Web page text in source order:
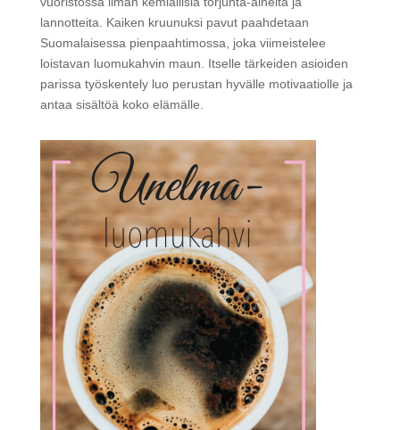
lannotteita. Kaiken kruunuksi pavut paahdetaan
Suomalaisessa pienpaahtimossa, joka viimeistelee
loistavan luomukahvin maun. Itselle tärkeiden asioiden
parissa työskentely luo perustan hyvälle motivaatiolle ja
antaa sisältöä koko elämälle.